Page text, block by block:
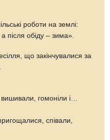
роботи на землі:
після обіду – зима».
що закінчувалися за
гомоніли і…
співали,